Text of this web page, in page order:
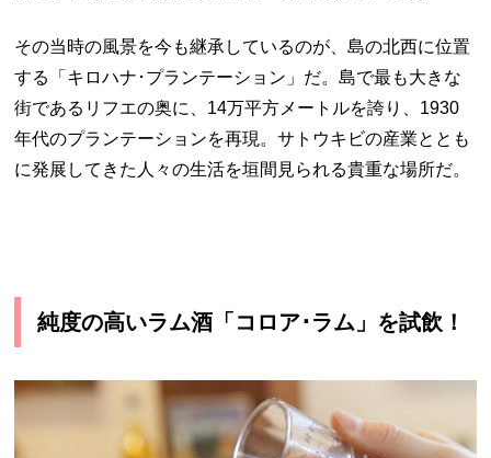
その当時の風景を今も継承しているのが、島の北西に位置
する「キロハナ･プランテーション」だ。島で最も大きな
街であるリフエの奥に、14万平方メートルを誇り、1930
年代のプランテーションを再現。サトウキビの産業ととも
に発展してきた人々の生活を垣間見られる貴重な場所だ。
純度の高いラム酒「コロア･ラム」を試飲！